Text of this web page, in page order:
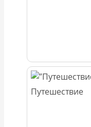
Путешествие